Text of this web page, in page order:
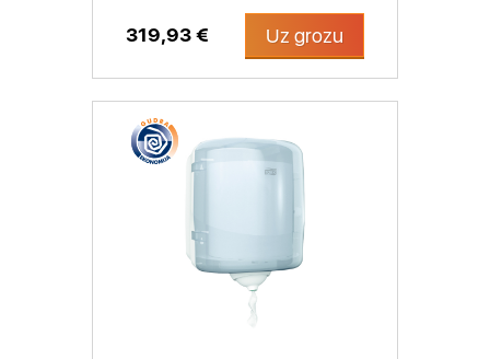
319,93 € Uz grozu